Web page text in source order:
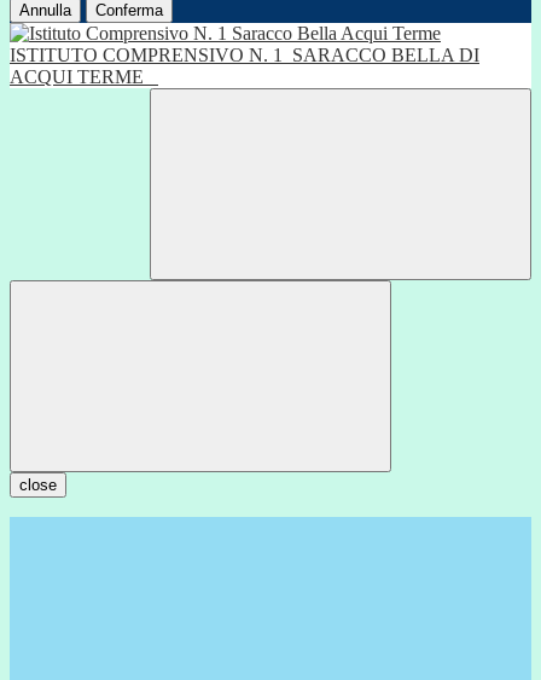
Annulla Conferma
ISTITUTO COMPRENSIVO N. 1
SARACCO BELLA DI
ACQUI TERME
close